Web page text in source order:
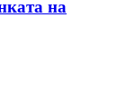
на